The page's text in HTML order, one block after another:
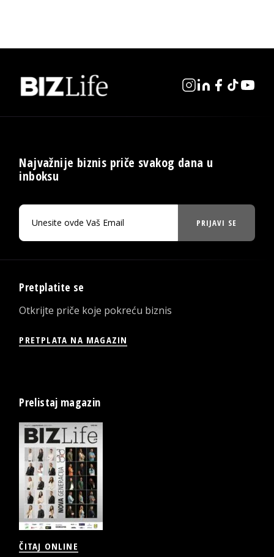
Najvažnije biznis priče svakog dana u
inboksu
PRIJAVI SE
Pretplatite se
Otkrijte priče koje pokreću biznis
PRETPLATA NA MAGAZIN
Prelistaj magazin
ČITAJ ONLINE